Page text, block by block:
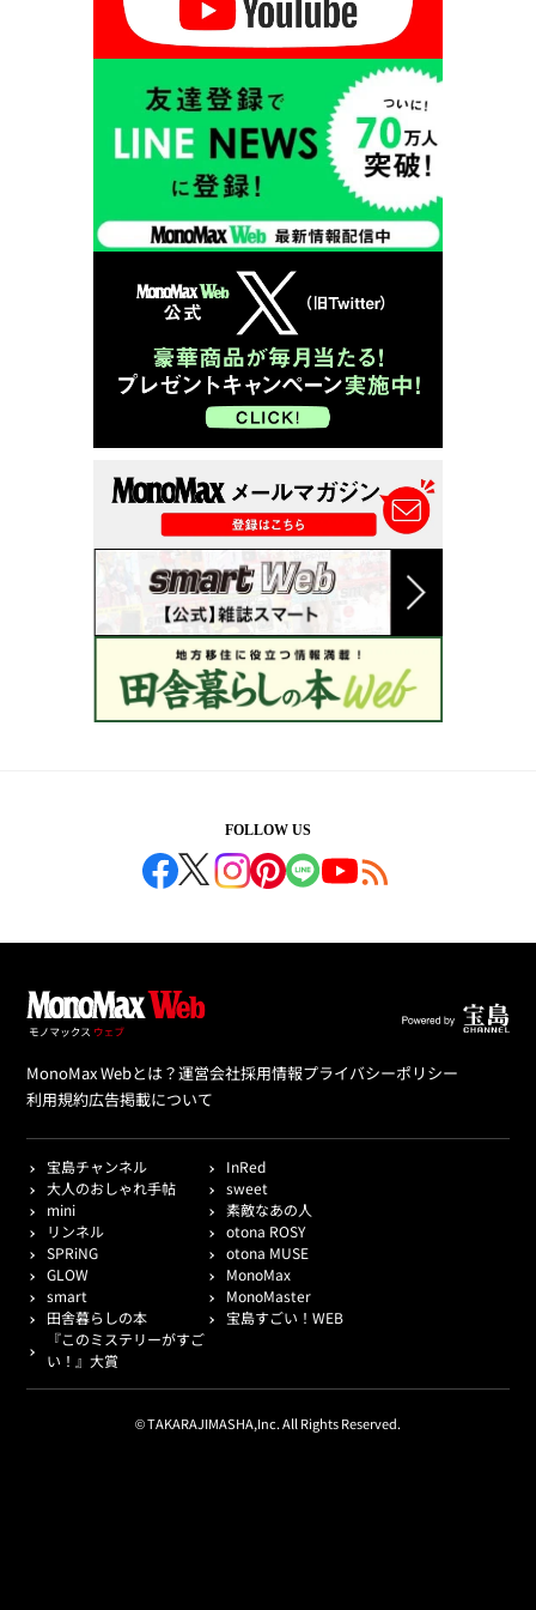
FOLLOW US
MonoMax Webとは？運営会社採用情報プライバシーポリシー
利用規約広告掲載について
宝島チャンネル
InRed
大人のおしゃれ手帖
sweet
mini
素敵なあの人
リンネル
otona ROSY
SPRiNG
otona MUSE
GLOW
MonoMax
smart
MonoMaster
田舎暮らしの本
宝島すごい！WEB
『このミステリーがすご
い！』大賞
© TAKARAJIMASHA,Inc. All Rights Reserved.